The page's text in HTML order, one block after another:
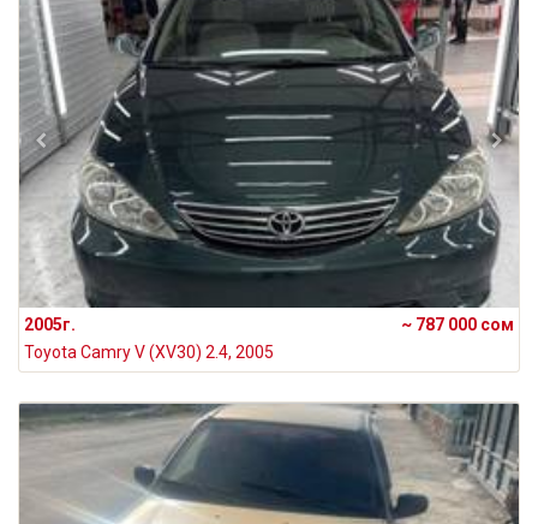
2005г.
~ 787 000 сом
Toyota Camry V (XV30) 2.4, 2005